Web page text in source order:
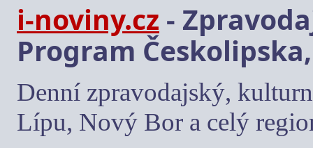
i-noviny.cz -
Program
Denní zpravodajský,
Lípu, Nový Bor a celý